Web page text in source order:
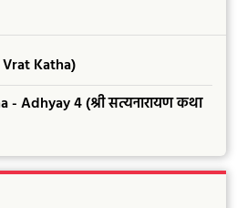
Vrat Katha)
- Adhyay 4 (श्री सत्यनारायण कथा